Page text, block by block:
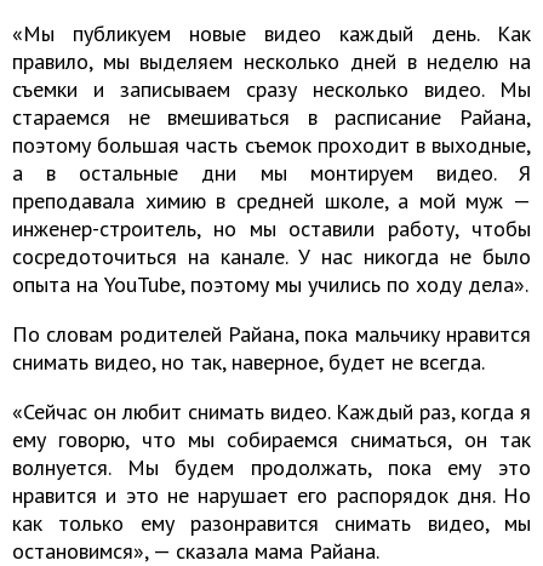
«Мы публикуем новые видео каждый день. Как
правило, мы выделяем несколько дней в неделю на
съемки и записываем сразу несколько видео. Мы
стараемся не вмешиваться в расписание Райана,
поэтому большая часть съемок проходит в выходные,
а в остальные дни мы монтируем видео. Я
преподавала химию в средней школе, а мой муж —
инженер-строитель, но мы оставили работу, чтобы
сосредоточиться на канале. У нас никогда не было
опыта на YouTube, поэтому мы учились по ходу дела».
По словам родителей Райана, пока мальчику нравится
снимать видео, но так, наверное, будет не всегда.
«Сейчас он любит снимать видео. Каждый раз, когда я
ему говорю, что мы собираемся сниматься, он так
волнуется. Мы будем продолжать, пока ему это
нравится и это не нарушает его распорядок дня. Но
как только ему разонравится снимать видео, мы
остановимся», — сказала мама Райана.